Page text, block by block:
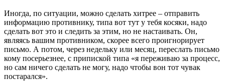
Иногда, по ситуации, можно сделать хитрее – отправить
информацию противнику, типа вот тут у тебя косяки, надо
сделать вот это и следить за этим, но не настаивать. Он,
являясь вашим противником, скорее всего проигнорирует
письмо. А потом, через недельку или месяц, переслать письмо
кому посерьезнее, с припиской типа «я переживаю за процесс,
но сам ничего сделать не могу, надо чтобы вон тот чувак
постарался».